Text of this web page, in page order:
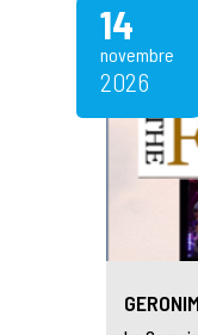
14
novembre
2026